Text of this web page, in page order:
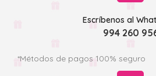
Escríbenos al
994 260
*Métodos de pagos 100% seguro